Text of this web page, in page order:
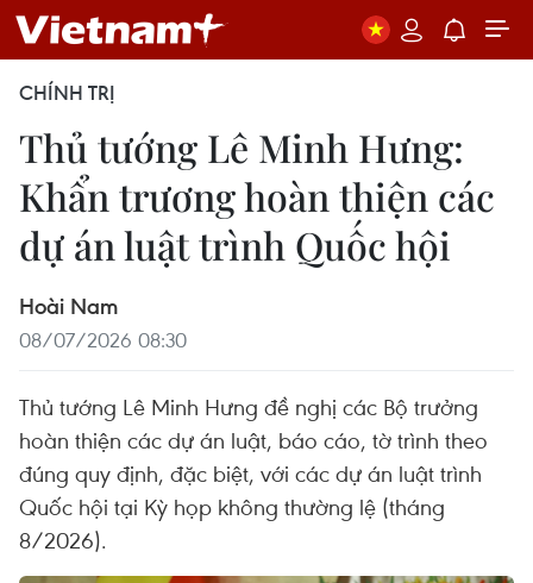
CHÍNH TRỊ
Thủ tướng Lê Minh Hưng:
Khẩn trương hoàn thiện các
dự án luật trình Quốc hội
Hoài Nam
08/07/2026 08:30
Thủ tướng Lê Minh Hưng đề nghị các Bộ trưởng
hoàn thiện các dự án luật, báo cáo, tờ trình theo
đúng quy định, đặc biệt, với các dự án luật trình
Quốc hội tại Kỳ họp không thường lệ (tháng
8/2026).